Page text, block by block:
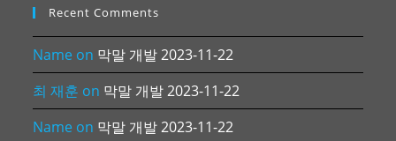
Recent Comments
Name on 막말 개발 2023-11-22
최 재훈 on 막말 개발 2023-11-22
Name on 막말 개발 2023-11-22